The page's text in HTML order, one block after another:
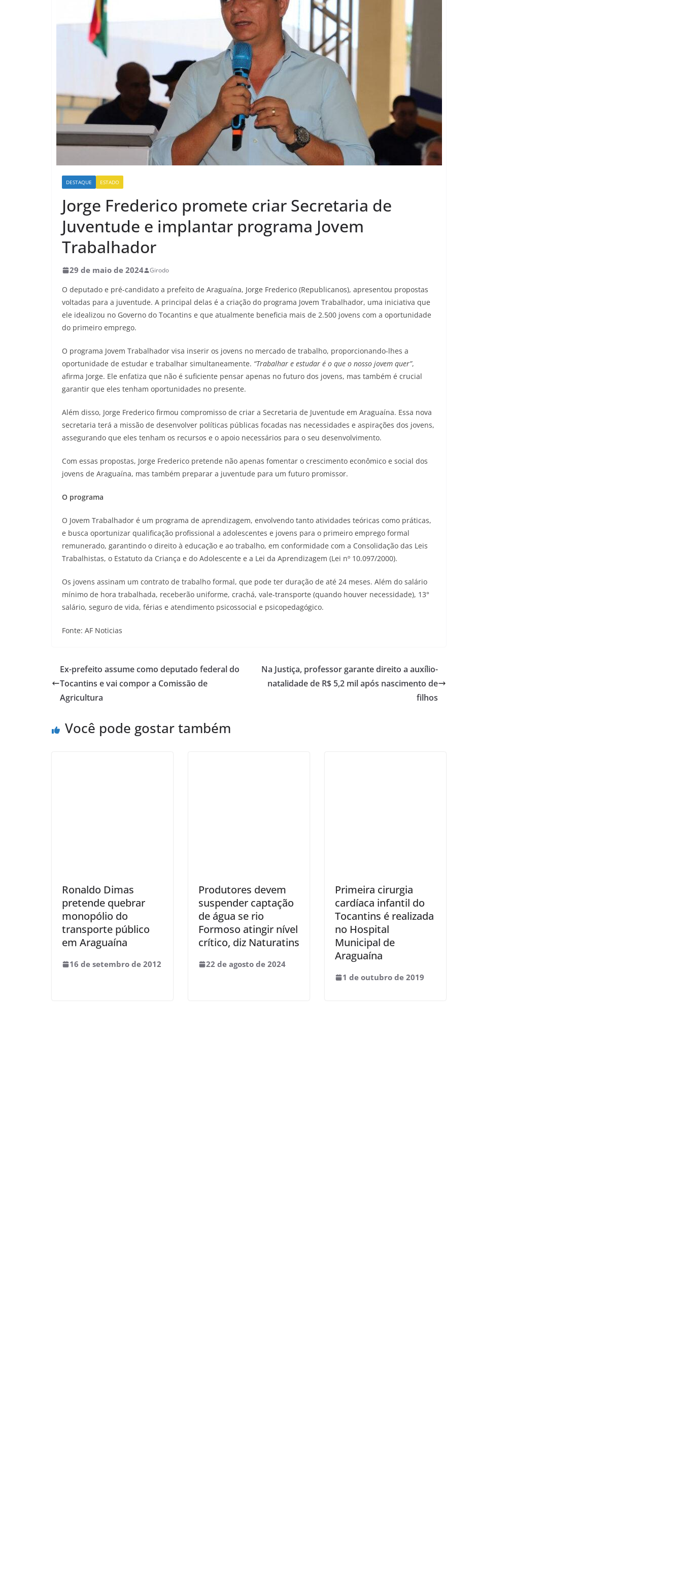
DESTAQUE ESTADO
Jorge Frederico promete criar Secretaria de
Juventude e implantar programa Jovem
Trabalhador
29 de maio de 2024 Girodo
O deputado e pré-candidato a prefeito de Araguaína, Jorge Frederico (Republicanos), apresentou propostas
voltadas para a juventude. A principal delas é a criação do programa Jovem Trabalhador, uma iniciativa que
ele idealizou no Governo do Tocantins e que atualmente beneficia mais de 2.500 jovens com a oportunidade
do primeiro emprego.
O programa Jovem Trabalhador visa inserir os jovens no mercado de trabalho, proporcionando-lhes a
oportunidade de estudar e trabalhar simultaneamente. “Trabalhar e estudar é o que o nosso jovem quer”,
afirma Jorge. Ele enfatiza que não é suficiente pensar apenas no futuro dos jovens, mas também é crucial
garantir que eles tenham oportunidades no presente.
Além disso, Jorge Frederico firmou compromisso de criar a Secretaria de Juventude em Araguaína. Essa nova
secretaria terá a missão de desenvolver políticas públicas focadas nas necessidades e aspirações dos jovens,
assegurando que eles tenham os recursos e o apoio necessários para o seu desenvolvimento.
Com essas propostas, Jorge Frederico pretende não apenas fomentar o crescimento econômico e social dos
jovens de Araguaína, mas também preparar a juventude para um futuro promissor.
O programa
O Jovem Trabalhador é um programa de aprendizagem, envolvendo tanto atividades teóricas como práticas,
e busca oportunizar qualificação profissional a adolescentes e jovens para o primeiro emprego formal
remunerado, garantindo o direito à educação e ao trabalho, em conformidade com a Consolidação das Leis
Trabalhistas, o Estatuto da Criança e do Adolescente e a Lei da Aprendizagem (Lei nº 10.097/2000).
Os jovens assinam um contrato de trabalho formal, que pode ter duração de até 24 meses. Além do salário
mínimo de hora trabalhada, receberão uniforme, crachá, vale-transporte (quando houver necessidade), 13°
salário, seguro de vida, férias e atendimento psicossocial e psicopedagógico.
Fonte: AF Noticias
Ex-prefeito assume como deputado federal do
Tocantins e vai compor a Comissão de
Agricultura
Na Justiça, professor garante direito a auxílio-
natalidade de R$ 5,2 mil após nascimento de
filhos
Você pode gostar também
Ronaldo Dimas
pretende quebrar
monopólio do
transporte público
em Araguaína
16 de setembro de 2012
Produtores devem
suspender captação
de água se rio
Formoso atingir nível
crítico, diz Naturatins
22 de agosto de 2024
Primeira cirurgia
cardíaca infantil do
Tocantins é realizada
no Hospital
Municipal de
Araguaína
1 de outubro de 2019